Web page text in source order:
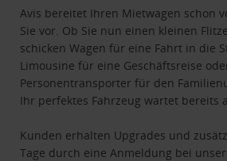
Avis bereitet Ihren Mietwagen schon
Sie vor. Ob Sie nun einen kleinen
schicken Wagen für eine Fahrt in die
Limousine für eine Geschäftsreise
Personentransporter für den
Ihr perfektes Fahrzeug wartet bereits
Kunden erhalten Upgrades und
Tage durch eine Anmeldung bei